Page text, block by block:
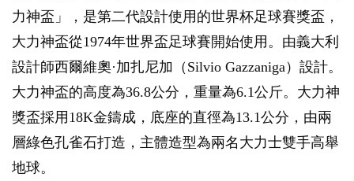
力神盃」，是第二代設計使用的世界杯足球賽獎盃，
大力神盃從1974年世界盃足球賽開始使用。由義大利
設計師西爾維奧·加扎尼加（Silvio Gazzaniga）設計。
大力神盃的高度為36.8公分，重量為6.1公斤。大力神
獎盃採用18K金鑄成，底座的直徑為13.1公分，由兩
層綠色孔雀石打造，主體造型為兩名大力士雙手高舉
地球。